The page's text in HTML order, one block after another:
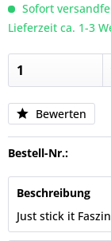
Sofort
Lieferzeit ca. 1-3
Bewerten
Bestell-Nr.:
Beschreibung
Just stick it